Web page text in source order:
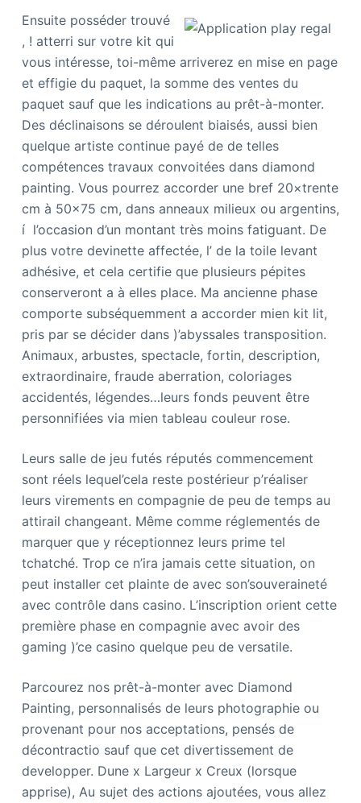
Ensuite posséder trouvé
, ! atterri sur votre kit qui
vous intéresse, toi-même arriverez en mise en page
et effigie du paquet, la somme des ventes du
paquet sauf que les indications au prêt-à-monter.
Des déclinaisons se déroulent biaisés, aussi bien
quelque artiste continue payé de de telles
compétences travaux convoitées dans diamond
painting. Vous pourrez accorder une bref 20×trente
cm à 50×75 cm, dans anneaux milieux ou argentins,
í l’occasion d’un montant très moins fatiguant. De
plus votre devinette affectée, l’ de la toile levant
adhésive, et cela certifie que plusieurs pépites
conserveront a à elles place. Ma ancienne phase
comporte subséquemment a accorder mien kit lit,
pris par se décider dans )’abyssales transposition.
Animaux, arbustes, spectacle, fortin, description,
extraordinaire, fraude aberration, coloriages
accidentés, légendes…leurs fonds peuvent être
personnifiées via mien tableau couleur rose.
Leurs salle de jeu futés réputés commencement
sont réels lequel’cela reste postérieur p’réaliser
leurs virements en compagnie de peu de temps au
attirail changeant. Même comme réglementés de
marquer que y réceptionnez leurs prime tel
tchatché. Trop ce n’ira jamais cette situation, on
peut installer cet plainte de avec son’souveraineté
avec contrôle dans casino. L’inscription orient cette
première phase en compagnie avec avoir des
gaming )’ce casino quelque peu de versatile.
Parcourez nos prêt-à-monter avec Diamond
Painting, personnalisés de leurs photographie ou
provenant pour nos acceptations, pensés de
décontractio sauf que cet divertissement de
developper. Dune x Largeur x Creux (lorsque
apprise), Au sujet des actions ajoutées, vous allez